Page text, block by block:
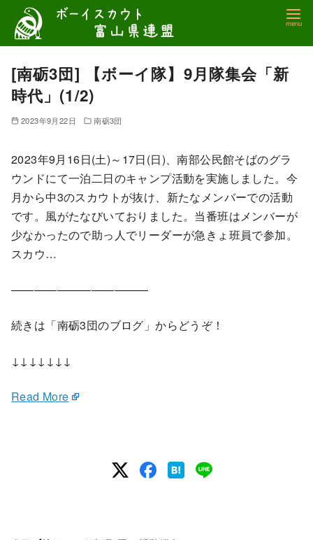
テ
[南砺3団] 【ボーイ隊】9月隊集会「新
時代」(1/2)
2023年9月22日 南砺3団
2023年9月16日(土)～17日(日)、南部公民館そばのグラ
ウンドにて一泊二日のキャンプ活動を実施しました。今
月から中3のスカウトが抜け、新たなメンバーでの活動
です。風がたなびいておりました。当番班はメンバーが
少なかったので助っ人でリーダーが急きょ班員で参加。
スカウ…
————————————
続きは「南砺3団のブログ」からどうぞ！
↓↓↓↓↓↓↓
Read More